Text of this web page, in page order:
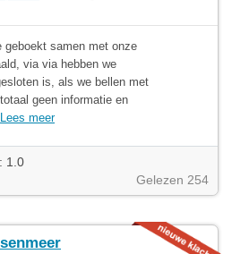
geboekt samen met onze
via via hebben we
is, als we bellen met
geen informatie en
Lees meer
1.0
Gelezen 254